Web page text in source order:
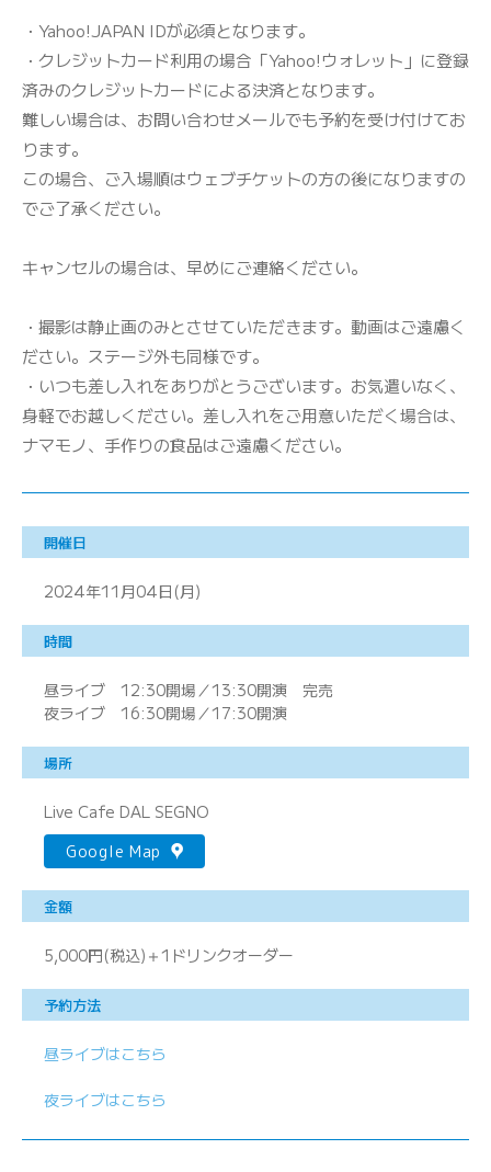
・Yahoo!JAPAN IDが必須となります。
・クレジットカード利用の場合「Yahoo!ウォレット」に登録
済みのクレジットカードによる決済となります。
難しい場合は、お問い合わせメールでも予約を受け付けてお
ります。
この場合、ご入場順はウェブチケットの方の後になりますの
でご了承ください。
キャンセルの場合は、早めにご連絡ください。
・撮影は静止画のみとさせていただきます。動画はご遠慮く
ださい。ステージ外も同様です。
・いつも差し入れをありがとうございます。お気遣いなく、
身軽でお越しください。差し入れをご用意いただく場合は、
ナマモノ、手作りの食品はご遠慮ください。
開催日
2024年11月04日(月)
時間
昼ライブ 12:30開場／13:30開演 完売
夜ライブ 16:30開場／17:30開演
場所
Live Cafe DAL SEGNO
Google Map
金額
5,000円(税込)＋1ドリンクオーダー
予約方法
昼ライブはこちら
夜ライブはこちら